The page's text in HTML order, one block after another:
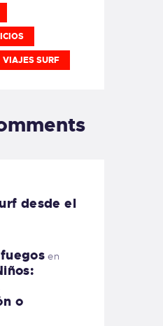
VIAJES SURF
desde el
en
o